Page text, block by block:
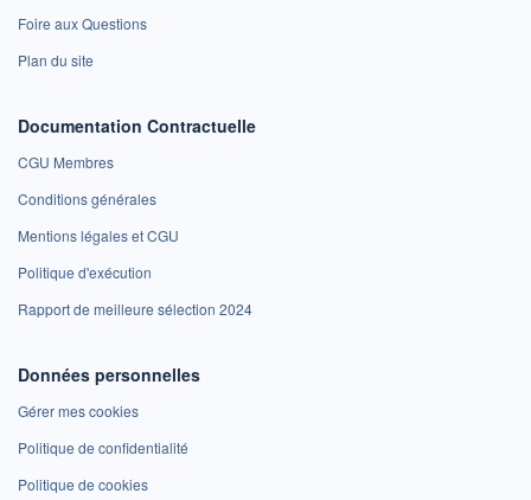
Foire aux Questions
Plan du site
Documentation Contractuelle
CGU Membres
Conditions générales
Mentions légales et CGU
Politique d'exécution
Rapport de meilleure sélection 2024
Données personnelles
Gérer mes cookies
Politique de confidentialité
Politique de cookies